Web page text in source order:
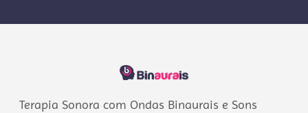
Terapia Sonora com Ondas Binaurais e Sons